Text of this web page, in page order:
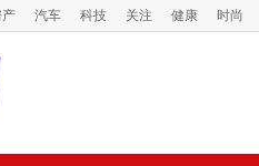
产 汽车 科技 关注 健康 时尚